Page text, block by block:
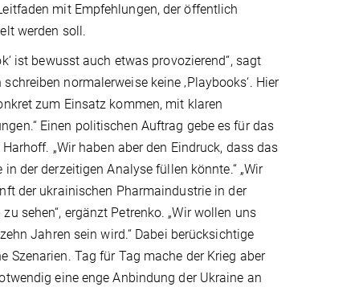
mit Empfehlungen, der öffentlich
werden soll.
ist bewusst auch etwas provozierend“, sagt
schreiben normalerweise keine ‚Playbooks‘. Hier
zum Einsatz kommen, mit klaren
Einen politischen Auftrag gebe es für das
„Wir haben aber den Eindruck, dass das
in der der­zeitigen Analyse füllen könnte.“ „Wir
der ukrainischen Pharmaindustrie in der
sehen“, ergänzt Petrenko. „Wir wollen uns
Jahren sein wird.“ Dabei berücksichtige
Szenarien. Tag für Tag mache der Krieg aber
eine enge Anbindung der Ukraine an